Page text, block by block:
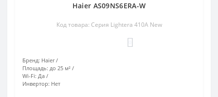
Haier AS09NS6ERA-W
Код товара: Серия Lightera 410A New
Бренд: Haier
Площадь: до 25 м²
Wi-Fi: Да
Инвертор: Нет